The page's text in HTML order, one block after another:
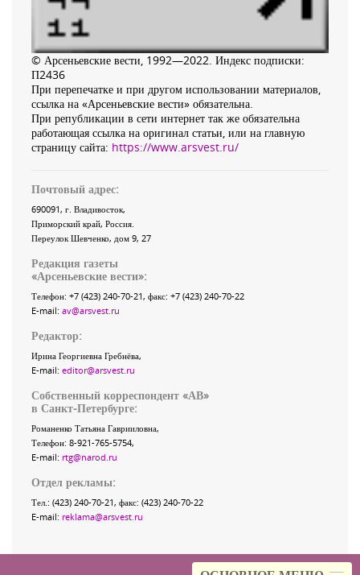
© Арсеньевские вести, 1992—2022. Индекс подписки:
П2436
При перепечатке и при другом использовании материалов,
ссылка на «Арсеньевские вести» обязательна.
При републикации в сети интернет так же обязательна
работающая ссылка на оригинал статьи, или на главную
страницу сайта: https://www.arsvest.ru/
Почтовый адрес:
690091, г. Владивосток,
Приморский край, Россия
Переулок Шевченко, дом 9, 27
Редакция газеты
«Арсеньевские вести»:
Телефон: +7 (423) 240-70-21, факс: +7 (423) 240-70-22
E-mail: av@arsvest.ru
Редактор:
Ирина Георгиевна Гребнёва,
E-mail: editor@arsvest.ru
Собственный корреспондент «АВ»
в Санкт-Петербурге:
Романенко Татьяна Гаврииловна,
Телефон: 8-921-765-5754,
E-mail: rtg@narod.ru
Отдел рекламы:
Тел.: (423) 240-70-21, факс: (423) 240-70-22
E-mail: reklama@arsvest.ru